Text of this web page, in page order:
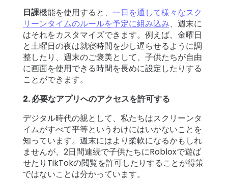
日課機能を使用すると、 一日を通して様々なスク
リーンタイムのルールを予定に組み込み、週末に
はそれをカスタマイズできます。例えば、金曜日
と土曜日の夜は就寝時間を少し遅らせるように調
整したり、週末のご褒美として、子供たちが自由
に画面を使用できる時間を長めに設定したりする
ことができます。
2. 必要なアプリへのアクセスを許可する
デジタル時代の親として、私たちはスクリーンタ
イムがすべて平等というわけにはいかないことを
知っています。週末にはより柔軟になるかもしれ
ませんが、2日間連続で子供たちにRobloxで遊ば
せたりTikTokの閲覧を許可したりすることが得策
ではないことは分かっています。